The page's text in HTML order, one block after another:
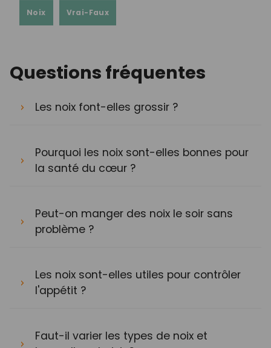
Noix Vrai-Faux
Questions fréquentes
Les noix font-elles grossir ?
Pourquoi les noix sont-elles bonnes pour
la santé du cœur ?
Peut-on manger des noix le soir sans
problème ?
Les noix sont-elles utiles pour contrôler
l'appétit ?
Faut-il varier les types de noix et